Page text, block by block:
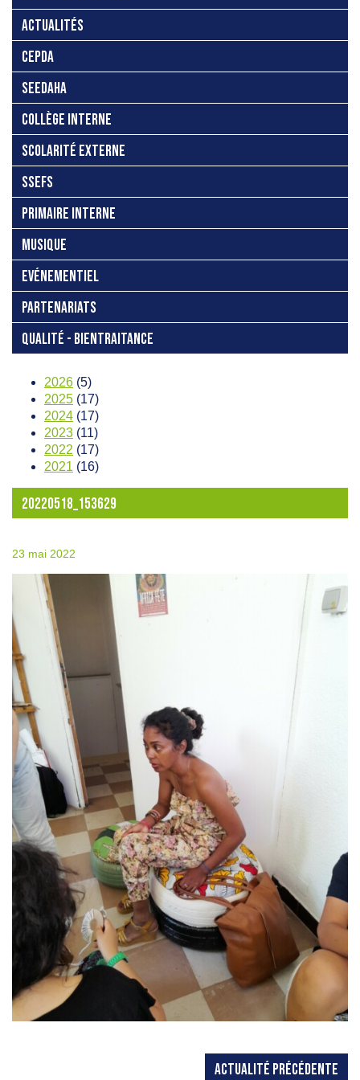
ACTUALITÉS
CEPDA
SEEDAHA
COLLÈGE INTERNE
SCOLARITÉ EXTERNE
SSEFS
PRIMAIRE INTERNE
MUSIQUE
EVÉNEMENTIEL
PARTENARIATS
QUALITÉ - BIENTRAITANCE
2026 (5)
2025 (17)
2024 (17)
2023 (11)
2022 (17)
2021 (16)
20220518_153629
23 mai 2022
ACTUALITÉ PRÉCÉDENTE